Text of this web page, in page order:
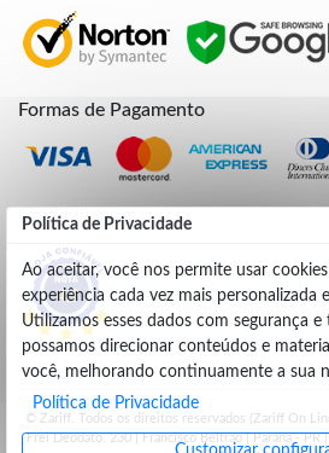
Política de Privacidade
Ao aceitar, você nos permite usar
experiência cada vez mais personalizada
Utilizamos esses dados com segurança
possamos direcionar conteúdos e
você, melhorando continuamente a sua
Política de Privacidade
Formas de Pagamento
Credibilidade
4.9
© Zariff. Todos os direitos reservados (Zariff On
Frei Deodato, 230 | Francisco Beltrão | Parana - PR